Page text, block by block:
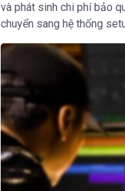
và phát sinh chi phí bảo
chuyển sang hệ thống